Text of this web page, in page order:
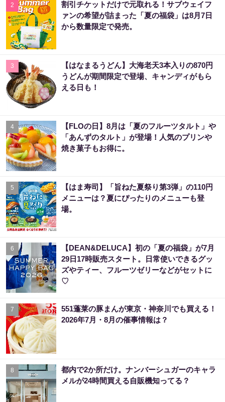
2
割引チケットだけで元取れる！サブウェイフ
ァンの希望が詰まった「夏の福袋」は8月7日
から数量限定で発売。
3
【はなまるうどん】大海老天3本入りの870円
うどんが期間限定で登場、キャンディがもら
える日も！
4
【FLOの日】8月は「夏のフルーツタルト」や
「あんずのタルト」が登場！人気のプリンや
焼き菓子もお得に。
5
【はま寿司】「旨ねた夏祭り第3弾」の110円
メニューは？夏にぴったりのメニューも登
場。
6
【DEAN&DELUCA】初の「夏の福袋」が7月
29日17時販売スタート。日常使いできるグッ
ズやティー、フルーツゼリーなどがセットに
♡
7
551蓬莱の豚まんが東京・神奈川でも買える！
2026年7月・8月の催事情報は？
8
都内で2か所だけ。ナンバーシュガーのキャラ
メルが24時間買える自販機知ってる？